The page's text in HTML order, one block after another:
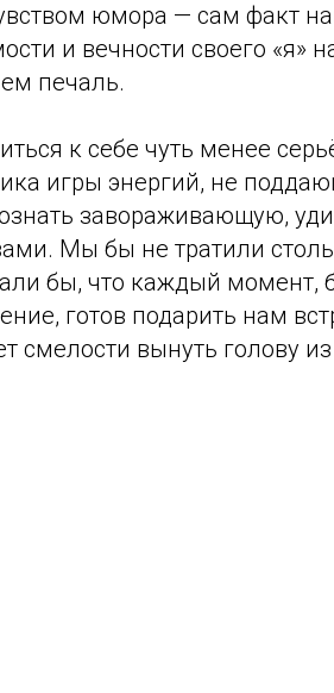
юмора — сам факт
и вечности своего «я»
печаль.
к себе чуть менее
игры энергий, не
завораживающую,
Мы бы не тратили
бы, что каждый момент,
готов подарить нам
смелости вынуть голову